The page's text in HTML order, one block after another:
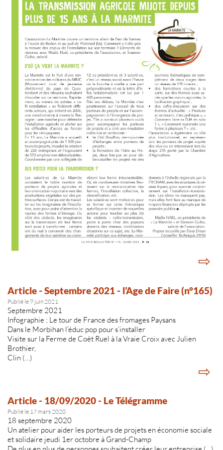
⇨
Article - Septembre 2021 - l’Age de Faire (n°165)
Publié le 9 juin 2021
Septembre 2021
Infographie : Le tour de France des fromages Paysans
Dans le Morbihan l’éduc pop pour s’installer
Visite sur la Ferme de Coët Ruel à la Vraie Croix avec Julien
Brothier,
Clin (…)
⇨
Article - 18/09/2020 - Le Télégramme
Publié le 17 mars 2020
18 septembre 2020
Un atelier pour aider les porteurs de projets en économie sociale
et solidaire jeudi 1er octobre à Grand-Champ